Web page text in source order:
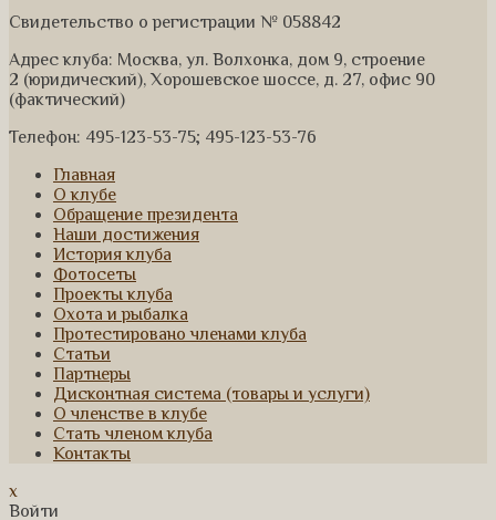
Свидетельство о регистрации № 058842
Адрес клуба: Москва, ул. Волхонка, дом 9, строение
2 (юридический), Хорошевское шоссе, д. 27, офис 90
(фактический)
Телефон: 495-123-53-75; 495-123-53-76
Главная
О клубе
Обращение президента
Наши достижения
История клуба
Фотосеты
Проекты клуба
Охота и рыбалка
Протестировано членами клуба
Статьи
Партнеры
Дисконтная система (товары и услуги)
О членстве в клубе
Стать членом клуба
Контакты
x
Войти